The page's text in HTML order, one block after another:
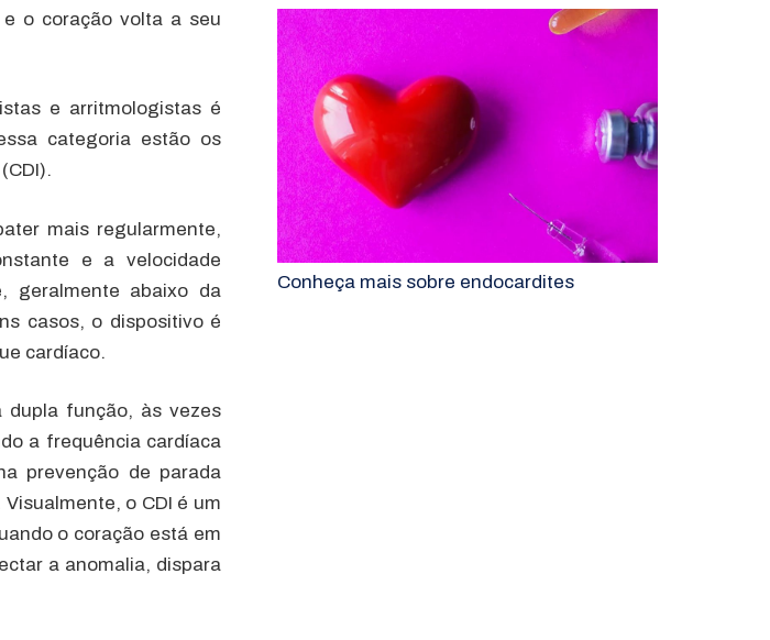
o coração volta a seu
e arritmologistas é
categoria estão os
mais regularmente,
e a velocidade
geralmente abaixo da
casos, o dispositivo é
cardíaco.
dupla função, às vezes
a frequência cardíaca
prevenção de parada
o CDI é um
o coração está em
a anomalia, dispara
Conheça mais sobre endocardites